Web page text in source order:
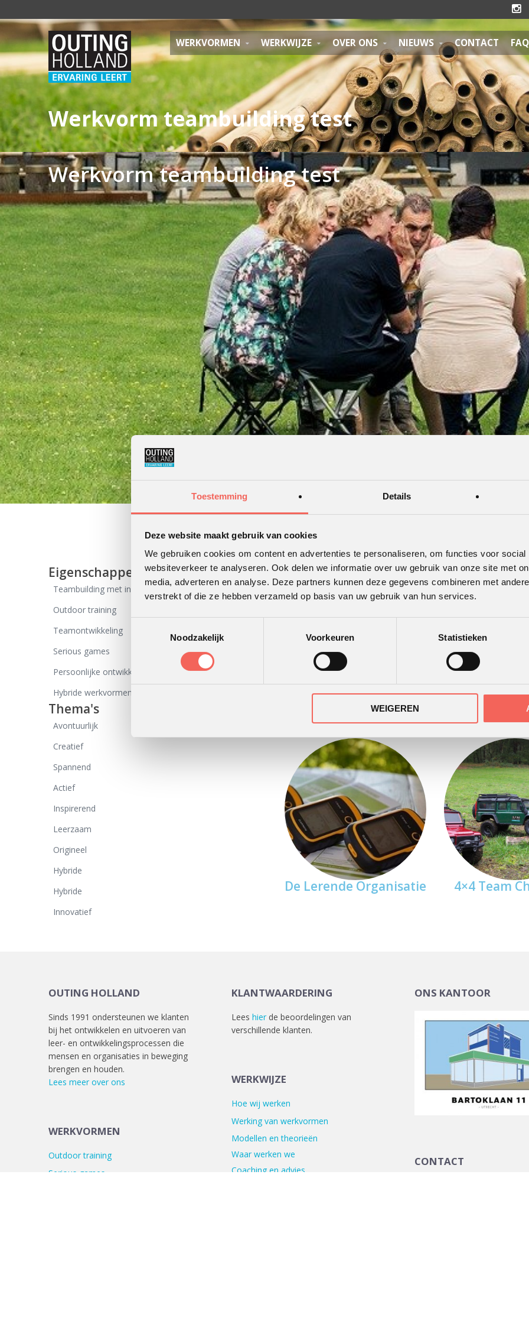
Toestemming Details
Deze website maakt gebruik van cookies
We gebruiken cookies om content en advertenties te personaliseren, om functies voor
websiteverkeer te analyseren. Ook delen we informatie over uw gebruik van onze site met
media, adverteren en analyse. Deze partners kunnen deze gegevens combineren met
verstrekt of die ze hebben verzameld op basis van uw gebruik van hun services.
Noodzakelijk
Voorkeuren Statistieken
WEIGEREN

WERKVORMEN WERKWIJZE OVER ONS NIEUWS CONTACT FAQ
Werkvorm teambuilding test
Werkvorm teambuilding test
Eigenschappen
Teambuilding met inhoud
Outdoor training
Teamontwikkeling
Serious games
Persoonlijke ontwikkeling
Hybride werkvormen
Thema's
Avontuurlijk
Creatief
Spannend
Actief
Inspirerend
Leerzaam
Origineel
Hybride
Hybride
Innovatief
Brancard-loop
De Lerende Organisatie 4×4 Team
OUTING HOLLAND
Sinds 1991 ondersteunen we klanten
bij het ontwikkelen en uitvoeren van
leer- en ontwikkelingsprocessen die
mensen en organisaties in beweging
brengen en houden.
Lees meer over ons
WERKVORMEN
Outdoor training
Serious games
KLANTWAARDERING
Lees hierde beoordelingen van
verschillende klanten.
WERKWIJZE
Hoe wij werken
Werking van werkvormen
Modellen en theorieën
Waar werken we
Coaching en advies
ONS KANTOOR
CONTACT